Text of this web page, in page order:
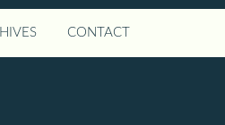
CONTACT